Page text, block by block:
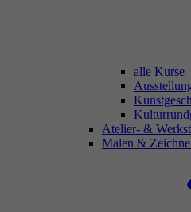
alle Kurse
Atelier- &
Malen &